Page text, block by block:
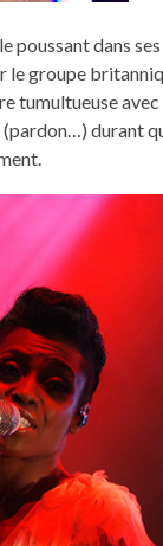
poussant dans
le groupe
tumultueuse avec
durant